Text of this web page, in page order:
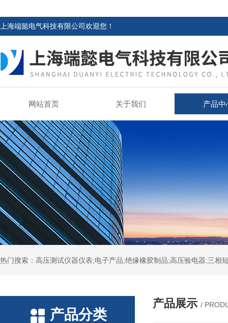
上海端懿电气科技有限公司欢迎您！
网站首页 关于我们 产品中
热门搜索：高压测试仪器仪表;电子产品;绝缘橡胶制品;高压验电器;三
产品分类
产品展示 /